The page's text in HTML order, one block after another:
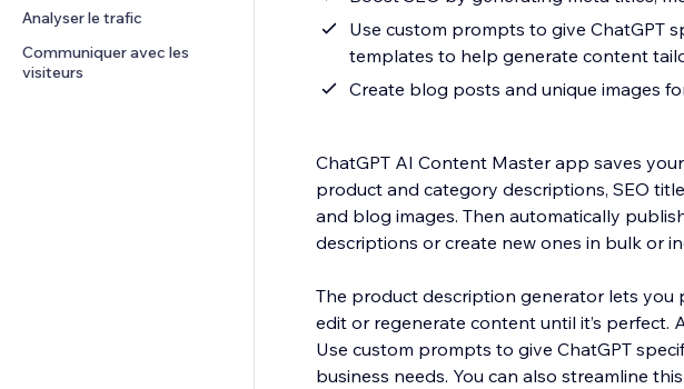
Analyser le trafic
Communiquer avec les
visiteurs
Use custom prompts to give ChatGPT
templates to help generate content
Create blog posts and unique images
ChatGPT AI Content Master app saves
product and category descriptions, SEO
and blog images. Then automatically
descriptions or create new ones in bulk or
The product description generator lets you
edit or regenerate content until it’s
Use custom prompts to give ChatGPT
business needs. You can also streamline